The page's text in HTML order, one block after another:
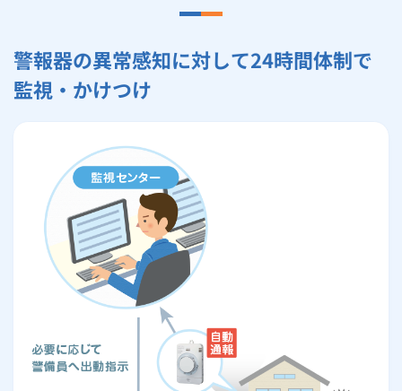
警報器の異常感知に対して24時間体制で
監視・かけつけ